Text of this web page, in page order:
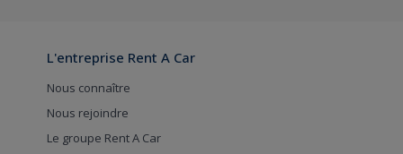
L'entreprise Rent A Car
Nous connaître
Nous rejoindre
Le groupe Rent A Car